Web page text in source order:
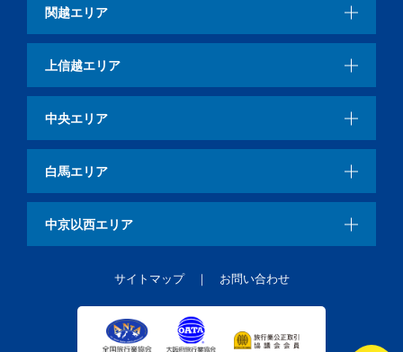
関越エリア
上信越エリア
中央エリア
白馬エリア
中京以西エリア
サイトマップ お問い合わせ